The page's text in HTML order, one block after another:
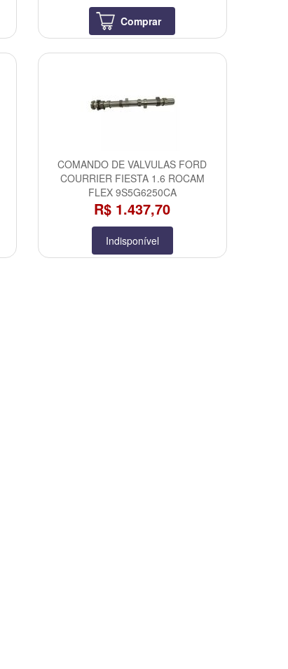
Comprar
COMANDO DE VALVULAS FORD
COURRIER FIESTA 1.6 ROCAM
FLEX 9S5G6250CA
R$ 1.437,70
Indisponível